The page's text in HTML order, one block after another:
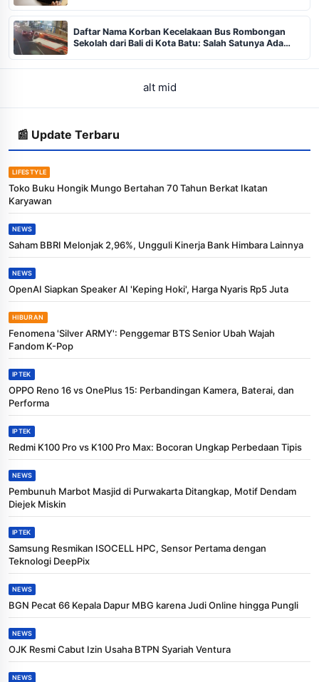
Daftar Nama Korban Kecelakaan Bus Rombongan
Sekolah dari Bali di Kota Batu: Salah Satunya Ada
alt mid
📰 Update Terbaru
LIFESTYLE
Toko Buku Hongik Mungo Bertahan 70 Tahun Berkat Ikatan
Karyawan
NEWS
Saham BBRI Melonjak 2,96%, Ungguli Kinerja Bank Himbara Lainnya
NEWS
OpenAI Siapkan Speaker AI 'Keping Hoki', Harga Nyaris Rp5 Juta
HIBURAN
Fenomena 'Silver ARMY': Penggemar BTS Senior Ubah Wajah
Fandom K-Pop
IPTEK
OPPO Reno 16 vs OnePlus 15: Perbandingan Kamera, Baterai, dan
Performa
IPTEK
Redmi K100 Pro vs K100 Pro Max: Bocoran Ungkap Perbedaan Tipis
NEWS
Pembunuh Marbot Masjid di Purwakarta Ditangkap, Motif Dendam
Diejek Miskin
IPTEK
Samsung Resmikan ISOCELL HPC, Sensor Pertama dengan
Teknologi DeepPix
NEWS
BGN Pecat 66 Kepala Dapur MBG karena Judi Online hingga Pungli
NEWS
OJK Resmi Cabut Izin Usaha BTPN Syariah Ventura
NEWS